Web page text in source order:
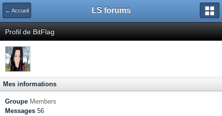
← Accueil LS forums
Profil de BitFlag
Mes informations
Groupe Members
Messages 56